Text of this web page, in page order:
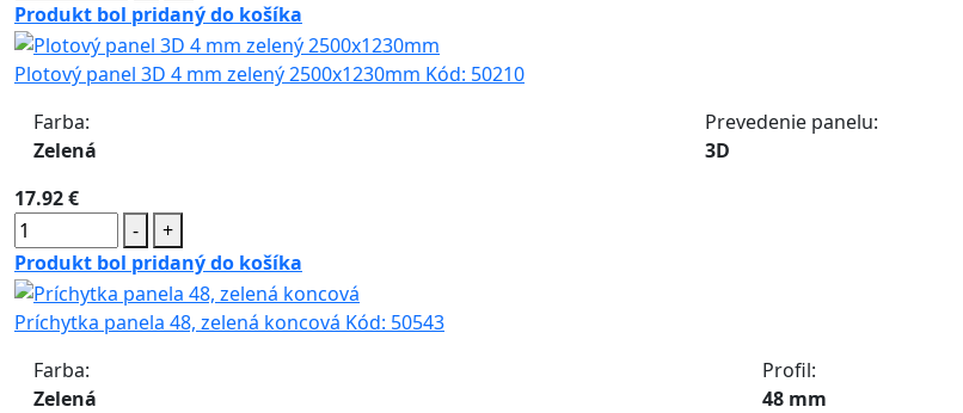
Produkt bol pridaný do košíka
Plotový panel 3D 4 mm zelený 2500x1230mm Kód: 50210
Farba:
Zelená
Prevedenie panelu:
3D
17.92 €
-
+
Produkt bol pridaný do košíka
Príchytka panela 48, zelená koncová Kód: 50543
Farba:
Zelená
Profil:
48 mm